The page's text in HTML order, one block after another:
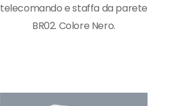
telecomando e staffa da parete
BR02. Colore Nero.